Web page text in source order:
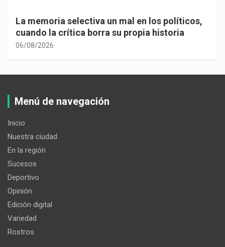
La memoria selectiva un mal en los políticos,
cuando la crítica borra su propia historia
06/08/2026
Menú de navegación
Inicio
Nuestra ciudad
En la región
Sucesos
Deportivo
Opinión
Edición digital
Variedad
Rostros